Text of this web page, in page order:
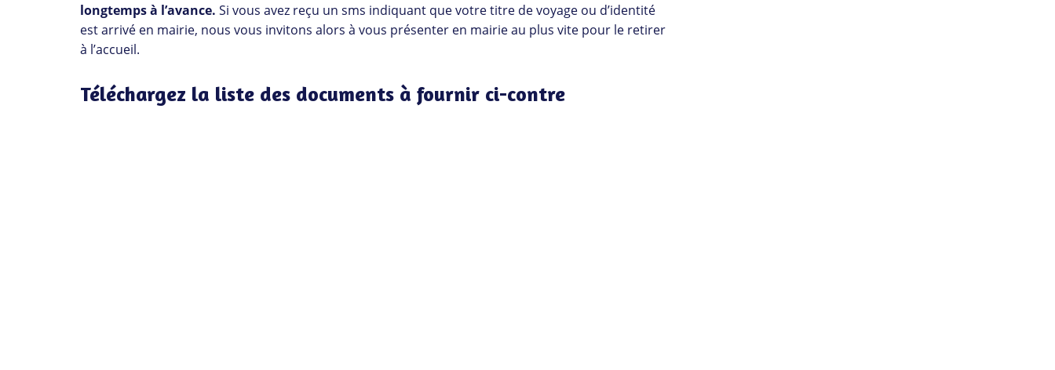
longtemps à l’avance. Si vous avez reçu un sms indiquant que votre titre de voyage ou d’identité
est arrivé en mairie, nous vous invitons alors à vous présenter en mairie au plus vite pour le retirer
à l’accueil.
Téléchargez la liste des documents à fournir ci-contre